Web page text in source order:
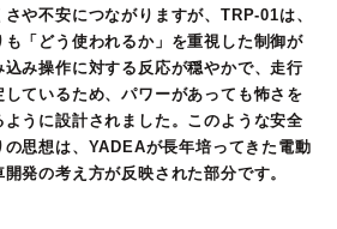
や不安につながりますが、TRP-01は、
も「どう使われるか」を重視した制御が
み操作に対する反応が穏やかで、走行
ているため、パワーがあっても怖さを
うに設計されました。このような安全
の思想は、YADEAが長年培ってきた電動
発の考え方が反映された部分です。